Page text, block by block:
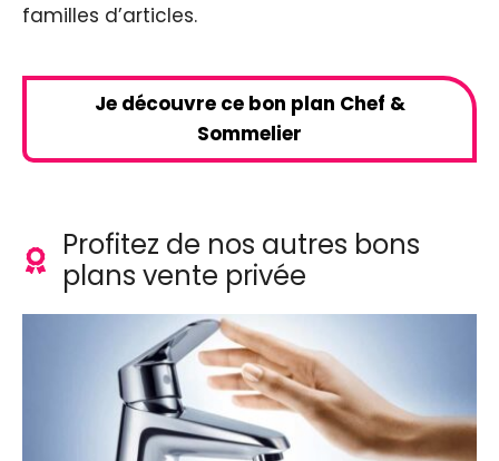
familles d’articles.
Je découvre ce bon plan Chef &
Sommelier
Profitez de nos autres bons
plans vente privée